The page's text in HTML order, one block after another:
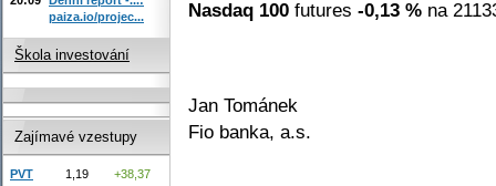
Nasdaq 100 futures -0,13 % na
Jan Tománek
Fio banka, a.s.
paiza.io/projec...
Škola investování
Zajímavé vzestupy
PVT 1,19
+38,37